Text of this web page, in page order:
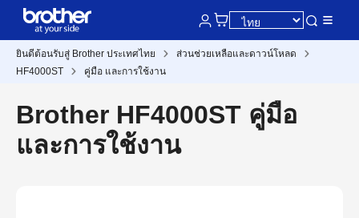
ยินดีต้อนรับสู่ Brother ประเทศไทย
ส่วนช่วยเหลือและดาวน์โหลด
HF4000ST
คู่มือ และการใช้งาน
Brother HF4000ST คู่มือ
และการใช้งาน